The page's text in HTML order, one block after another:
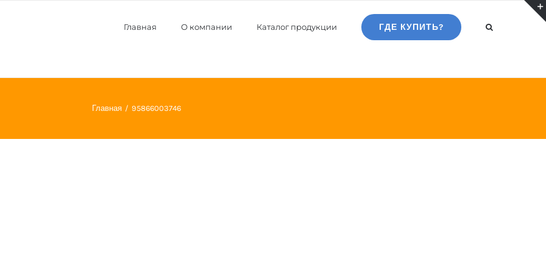
Главная О компании Каталог продукции ГДЕ КУПИТЬ?
Главная 95866003746